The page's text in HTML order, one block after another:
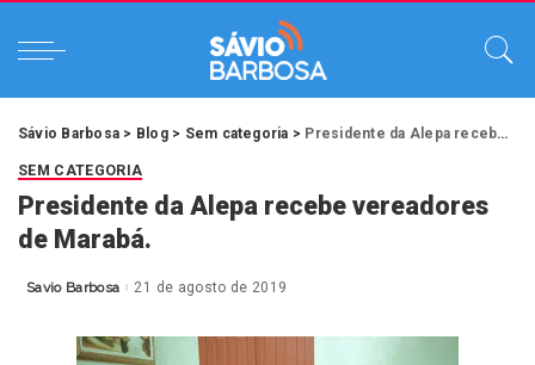
Sávio Barbosa > Blog> Sem categoria > Presidente da Alepa recebe vereadores de Marabá.
SEM CATEGORIA
Presidente da Alepa recebe vereadores
de Marabá.
Posted
Savio Barbosa 21 de agosto de 2019